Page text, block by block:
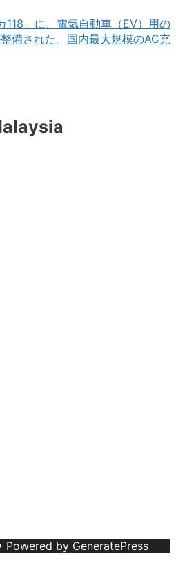
118」に、電気自動車（EV）用の
備された。国内最大規模のAC充
Powered by GeneratePress